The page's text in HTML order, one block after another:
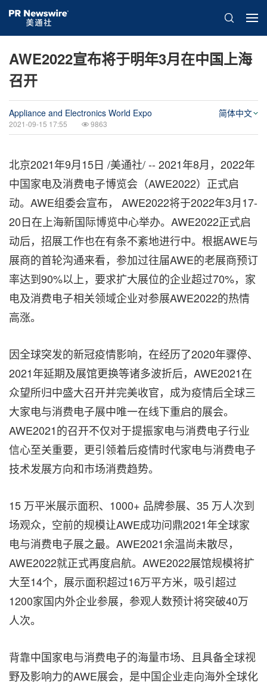
AWE2022宣布将于明年3月在中国上海
召开
Appliance and Electronics World Expo
2021-09-15 17:55 9863
简体中文
北京2021年9月15日 /美通社/ -- 2021年8月，2022年
中国家电及消费电子博览会（AWE2022）正式启
动。AWE组委会宣布， AWE2022将于2022年3月17-
20日在上海新国际博览中心举办。AWE2022正式启
动后，招展工作也在有条不紊地进行中。 根据AWE与
展商的首轮沟通来看，参加过往届AWE的老展商预订
率达到90%以上，要求扩大展位的企业超过70%，家
电及消费电子相关领域企业对参展AWE2022的热情
高涨。
因全球突发的新冠疫情影响，在经历了2020年骤停、
2021年延期及展馆更换等诸多波折后，AWE2021在
众望所归中盛大召开并完美收官，成为疫情后全球三
大家电与消费电子展中唯一在线下重启的展会。
AWE2021的召开不仅对于提振家电与消费电子行业
信心至关重要，更引领着后疫情时代家电与消费电子
技术发展方向和市场消费趋势。
15 万平米展示面积、1000+ 品牌参展、35 万人次到
场观众，空前的规模让AWE成功问鼎2021年全球家
电与消费电子展之最。AWE2021余温尚未散尽，
AWE2022就正式再度启航。 AWE2022展馆规模将扩
大至14个，展示面积超过16万平方米，吸引超过
1200家国内外企业参展，参观人数预计将突破40万
人次。
背靠中国家电与消费电子的海量市场、且具备全球视
野及影响力的AWE展会，是中国企业走向海外全球化